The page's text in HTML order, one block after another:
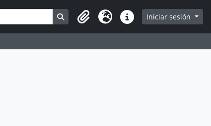
Search in browse page
Portapapeles
Idioma Enlaces rápidos
Iniciar sesión